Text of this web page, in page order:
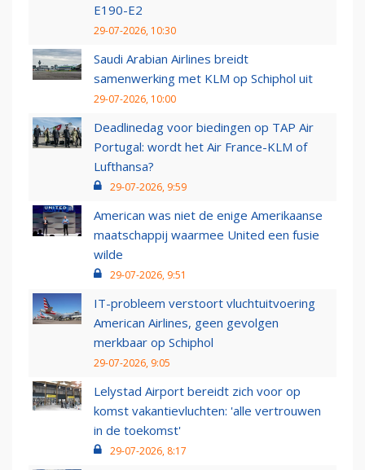
E190-E2
29-07-2026, 10:30
Saudi Arabian Airlines breidt
samenwerking met KLM op Schiphol uit
29-07-2026, 10:00
Deadlinedag voor biedingen op TAP Air
Portugal: wordt het Air France-KLM of
Lufthansa?
29-07-2026, 9:59
American was niet de enige Amerikaanse
maatschappij waarmee United een fusie
wilde
29-07-2026, 9:51
IT-probleem verstoort vluchtuitvoering
American Airlines, geen gevolgen
merkbaar op Schiphol
29-07-2026, 9:05
Lelystad Airport bereidt zich voor op
komst vakantievluchten: 'alle vertrouwen
in de toekomst'
29-07-2026, 8:17